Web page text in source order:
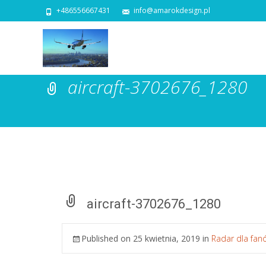
+486556667431 info@amarokdesign.pl
aircraft-3702676_1280
aircraft-3702676_1280
Published on 25 kwietnia, 2019 in Radar dla